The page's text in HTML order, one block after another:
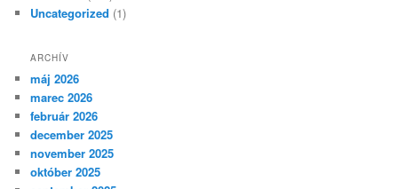
Uncategorized (1)
ARCHÍV
máj 2026
marec 2026
február 2026
december 2025
november 2025
október 2025